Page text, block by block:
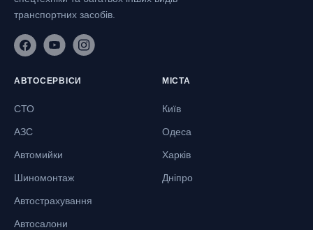
транспортних засобів.
АВТОСЕРВІСИ
СТО
АЗС
Автомийки
Шиномонтаж
Автострахування
Автосалони
МІСТА
Київ
Одеса
Харків
Дніпро